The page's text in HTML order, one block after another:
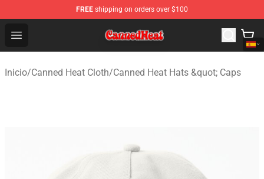
FREE shipping on orders over $100
Open menu
Canned Heat Store - Official Canned Heat Merchandise
Inicio/Canned Heat Cloth/Canned Heat Hats &quot; Caps